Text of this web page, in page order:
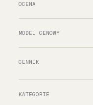
OCENA
MODEL CENOWY
CENNIK
KATEGORIE